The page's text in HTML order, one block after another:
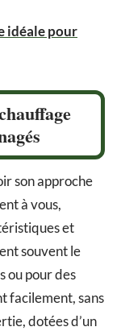
idéale pour
son approche
à vous,
et
souvent le
ou pour des
facilement, sans
dotées d’un